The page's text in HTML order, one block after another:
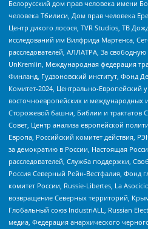
Белорусский дом прав человека имени
человека Тбилиси, Дом прав человека
Центр дикого лосося, TVR Studios, ТВ
исследований им Вилфрида Мартенса,
расследователей, АЛЛАТРА, За
UnKremlin, Международная федерация
Финланд, Гудзоновский институт, Фонд
Комитет-2024, Центрально-Европейский
восточноевропейских и международных
Сторожевой башни, Библии и трактатов
Совет, Центр анализа европейской
Европа, Российский комитет действия,
за демократию в России, Настоящая
расследователей, Служба поддержки,
Россия Северный Рейн-Вестфалия,
комитет России, Russie-Libertes, La
возвращение Северных территорий,
Глобальный союз IndustriALL, Russian
медиа, Федерация анархического